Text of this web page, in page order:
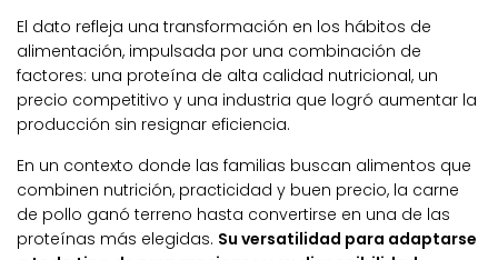
El dato refleja una transformación en los hábitos de
alimentación, impulsada por una combinación de
factores: una proteína de alta calidad nutricional, un
precio competitivo y una industria que logró aumentar la
producción sin resignar eficiencia.
En un contexto donde las familias buscan alimentos que
combinen nutrición, practicidad y buen precio, la carne
de pollo ganó terreno hasta convertirse en una de las
proteínas más elegidas. Su versatilidad para adaptarse